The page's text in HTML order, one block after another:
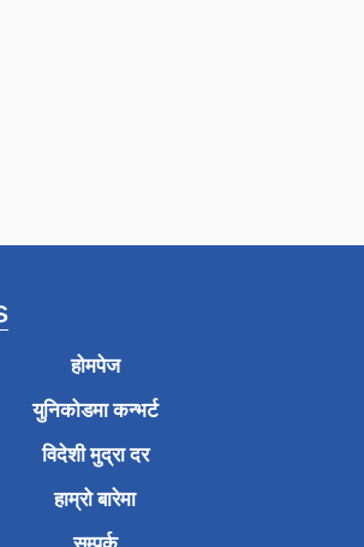
होमपेज
युनिकोडमा कन्भर्ट
विदेशी मुद्रा दर
हाम्रो बारेमा